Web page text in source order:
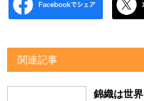
関連記事
錦織は世